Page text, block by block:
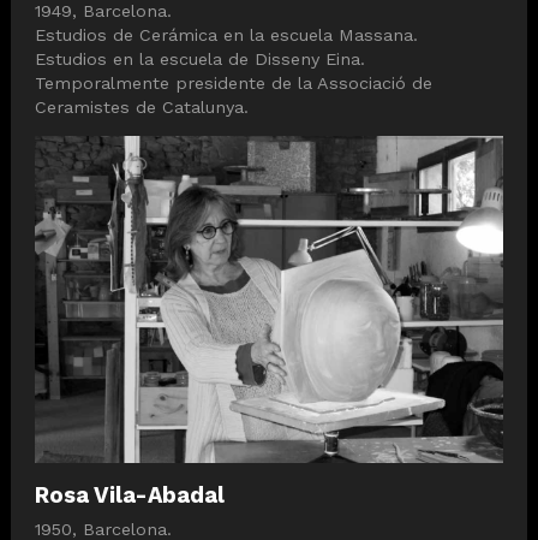
1949, Barcelona.
Estudios de Cerámica en la escuela Massana.
Estudios en la escuela de Disseny Eina.
Temporalmente presidente de la Associació de
Ceramistes de Catalunya.
Rosa Vila-Abadal
1950, Barcelona.